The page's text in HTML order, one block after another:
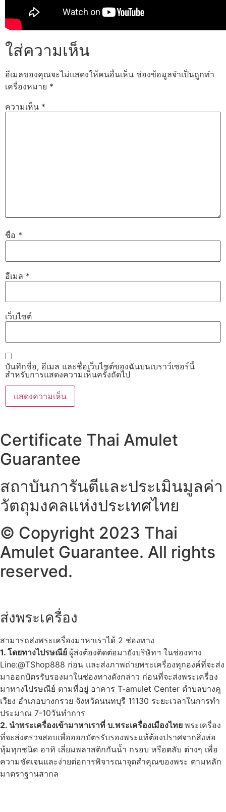
ใส่ความเห็น
อีเมลของคุณจะไม่แสดงให้คนอื่นเห็น ช่องข้อมูลจำเป็นถูกทำ
เครื่องหมาย *
ความเห็น *
ชื่อ *
อีเมล *
เว็บไซต์
บันทึกชื่อ, อีเมล และชื่อเว็บไซต์ของฉันบนเบราว์เซอร์นี้
สำหรับการแสดงความเห็นครั้งถัดไป
Certificate Thai Amulet
Guarantee
สถาบันการันตีและประเมินมูลค่า
วัตถุมงคลแห่งประเทศไทย
© Copyright 2023 Thai
Amulet Guarantee. All rights
reserved.
ส่งพระเครื่อง
สามารถส่งพระเครื่องมาหาเราได้ 2 ช่องทาง
1. โดยทางไปรษณีย์ ผู้ส่งต้องติดต่อมายังบริษัทฯ ในช่องทาง
Line:@TShop888 ก่อน และส่งภาพถ่ายพระเครื่องทุกองค์ที่จะส่ง
มาออกบัตรรับรองมาในช่องทางดังกล่าว ก่อนที่จะส่งพระเครื่อง
มาทางไปรษณีย์ ตามที่อยู่ อาคาร T-amulet Center ตำบลบางคู
เวียง อำเภอบางกรวย จังหวัดนนทบุรี 11130 ระยะเวลาในการทำ
ประมาณ 7-10วันทำการ
2. นำพระเครื่องเข้ามาหาเราที่ บ.พระเครื่องเมืองไทย พระเครื่อง
ที่จะส่งตรวจสอบเพื่อออกบัตรรับรองพระแท้ต้องปราศจากสิ่งห่อ
หุ้มทุกชนิด อาทิ เลี่ยมพลาสติกกันน้ำ กรอบ หรือตลับ ต่างๆ เพื่อ
ความชัดเจนและง่ายต่อการพิจารณาจุดสำคุณของพระ ตามหลัก
มาตราฐานสากล